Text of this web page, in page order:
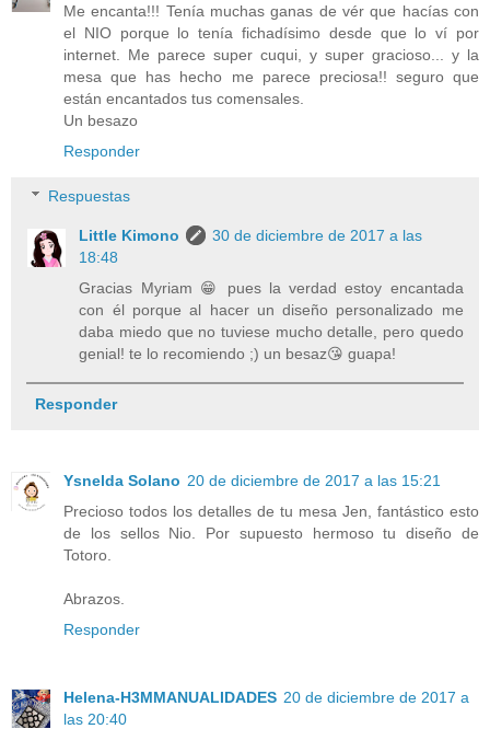
Me encanta!!! Tenía muchas ganas de vér que hacías con
el NIO porque lo tenía fichadísimo desde que lo ví por
internet. Me parece super cuqui, y super gracioso... y la
mesa que has hecho me parece preciosa!! seguro que
están encantados tus comensales.
Un besazo
Responder
Respuestas
Little Kimono
30 de diciembre de 2017 a las
18:48
Gracias Myriam 😁 pues la verdad estoy encantada
con él porque al hacer un diseño personalizado me
daba miedo que no tuviese mucho detalle, pero quedo
genial! te lo recomiendo ;) un besaz😘 guapa!
Responder
Ysnelda Solano 20 de diciembre de 2017 a las 15:21
Precioso todos los detalles de tu mesa Jen, fantástico esto
de los sellos Nio. Por supuesto hermoso tu diseño de
Totoro.
Abrazos.
Responder
Helena-H3MMANUALIDADES 20 de diciembre de 2017 a
las 20:40